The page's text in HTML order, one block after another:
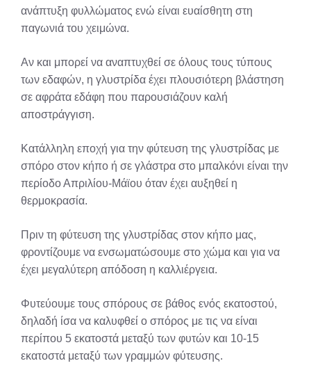
ανάπτυξη φυλλώματος ενώ είναι ευαίσθητη στη
παγωνιά του χειμώνα.
Αν και μπορεί να αναπτυχθεί σε όλους τους τύπους
των εδαφών, η γλυστρίδα έχει πλουσιότερη βλάστηση
σε αφράτα εδάφη που παρουσιάζουν καλή
αποστράγγιση.
Κατάλληλη εποχή για την φύτευση της γλυστρίδας με
σπόρο στον κήπο ή σε γλάστρα στο μπαλκόνι είναι την
περίοδο Απριλίου-Μάϊου όταν έχει αυξηθεί η
θερμοκρασία.
Πριν τη φύτευση της γλυστρίδας στον κήπο μας,
φροντίζουμε να ενσωματώσουμε στο χώμα και για να
έχει μεγαλύτερη απόδοση η καλλιέργεια.
Φυτεύουμε τους σπόρους σε βάθος ενός εκατοστού,
δηλαδή ίσα να καλυφθεί ο σπόρος με τις να είναι
περίπου 5 εκατοστά μεταξύ των φυτών και 10-15
εκατοστά μεταξύ των γραμμών φύτευσης.